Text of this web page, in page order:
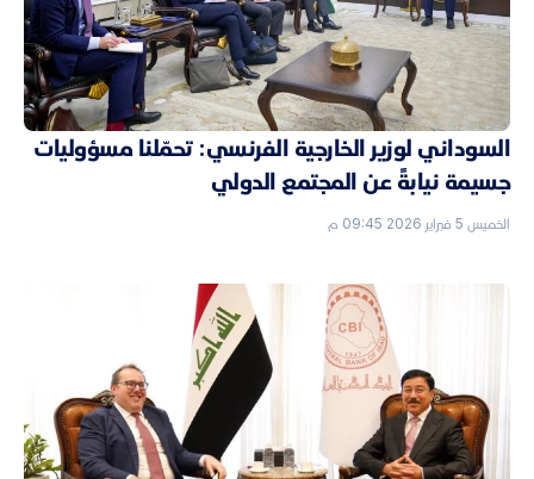
السوداني لوزير الخارجية الفرنسي: تحمّلنا مسؤوليات
جسيمة نيابةً عن المجتمع الدولي
الخميس 5 فبراير 2026 09:45 م